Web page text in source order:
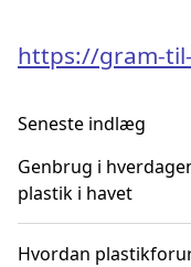
https://gram-
Seneste indlæg
Genbrug i
plastik i havet
Hvordan